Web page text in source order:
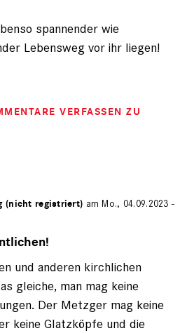
spannender wie
Lebensweg vor ihr liegen!
VERFASSEN ZU
(nicht registriert) am Mo., 04.09.2023 -
und anderen kirchlichen
gleiche, man mag keine
Der Metzger mag keine
keine Glatzköpfe und die